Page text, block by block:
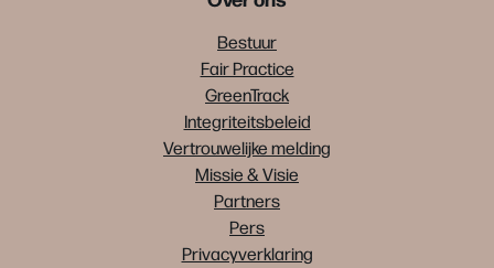
Bestuur
Fair Practice
GreenTrack
Integriteitsbeleid
Vertrouwelijke melding
Missie & Visie
Partners
Pers
Privacyverklaring